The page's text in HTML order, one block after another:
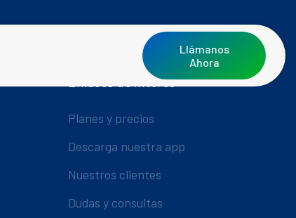
Llámanos
Ahora
Enlaces de Interés
Planes y precios
Descarga nuestra app
Nuestros clientes
Dudas y consultas